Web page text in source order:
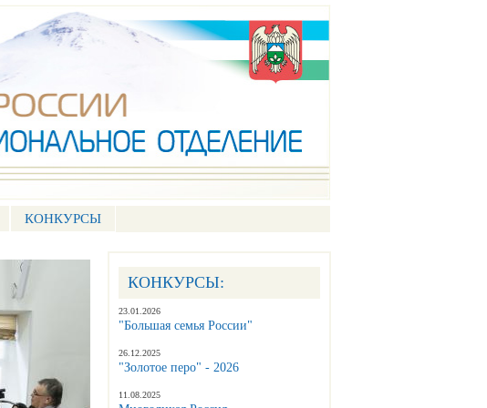
КОНКУРСЫ
КОНКУРСЫ:
23.01.2026
"Большая семья России"
26.12.2025
"Золотое перо" - 2026
11.08.2025